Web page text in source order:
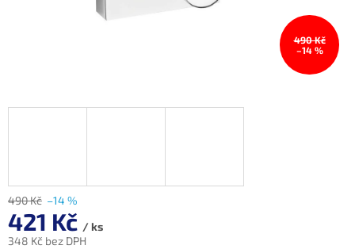
490 Kč
–14 %
490 Kč –14 %
421 Kč / ks
348 Kč bez DPH